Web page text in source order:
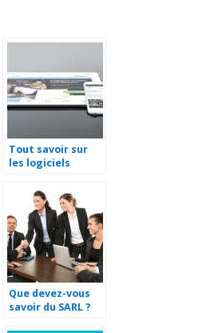
Tout savoir sur
les logiciels
management
Que devez-vous
savoir du SARL ?